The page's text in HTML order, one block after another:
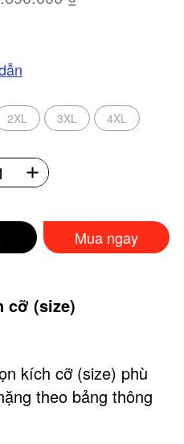
2XL 3XL 4XL
Mua ngay
cỡ (size)
kích cỡ (size) phù
theo bảng thông